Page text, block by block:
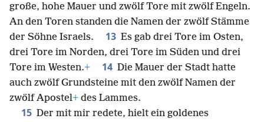
große, hohe Mauer und zwölf Tore mit zwölf Engeln.
An den Toren standen die Namen der zwölf Stämme
der Söhne Israels.
13 Es gab drei Tore im Osten,
drei Tore im Norden, drei Tore im Süden und drei
Tore im Westen.+ 14 Die Mauer der Stadt hatte
auch zwölf Grundsteine mit den zwölf Namen der
zwölf Apostel+ des Lammes.
15 Der mit mir redete, hielt ein goldenes